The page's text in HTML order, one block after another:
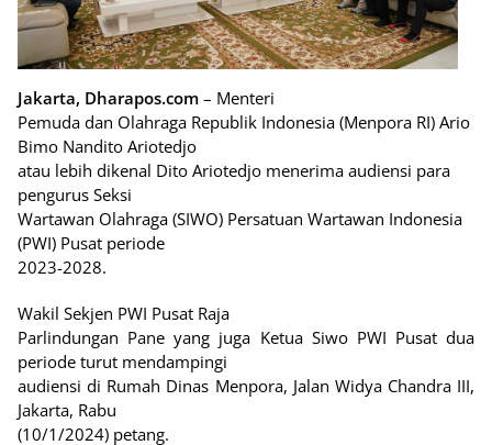
Jakarta, Dharapos.com – Menteri
Pemuda dan Olahraga Republik Indonesia (Menpora RI) Ario
Bimo Nandito Ariotedjo
atau lebih dikenal Dito Ariotedjo menerima audiensi para
pengurus Seksi
Wartawan Olahraga (SIWO) Persatuan Wartawan Indonesia
(PWI) Pusat periode
2023-2028.
Wakil Sekjen PWI Pusat Raja
Parlindungan Pane yang juga Ketua Siwo PWI Pusat dua
periode turut mendampingi
audiensi di Rumah Dinas Menpora, Jalan Widya Chandra III,
Jakarta, Rabu
(10/1/2024) petang.